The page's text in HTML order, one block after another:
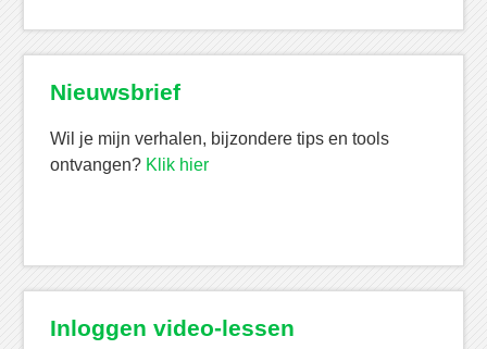
Nieuwsbrief
Wil je mijn verhalen, bijzondere tips en tools
ontvangen? Klik hier
Inloggen video-lessen